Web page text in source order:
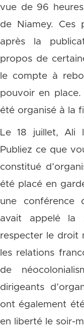
vue de 96
de Niamey. Ces
après la
propos de
le compte à
pouvoir en place.
été organisé à la
Le 18 juillet, Ali
Publiez ce que
constitué
été placé en
une conférence
avait appelé la
respecter le droit
les relations
de
dirigeants
ont également
en liberté le soir-